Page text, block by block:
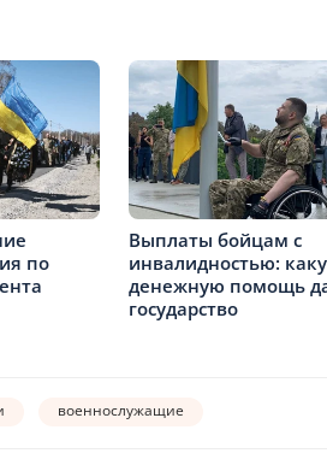
по
Выплаты бойцам с
инвалидностью:
денежную помощь
государство
военнослужащие